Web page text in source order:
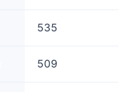
535
509